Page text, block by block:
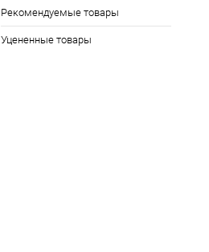
Рекомендуемые товары
Уцененные товары